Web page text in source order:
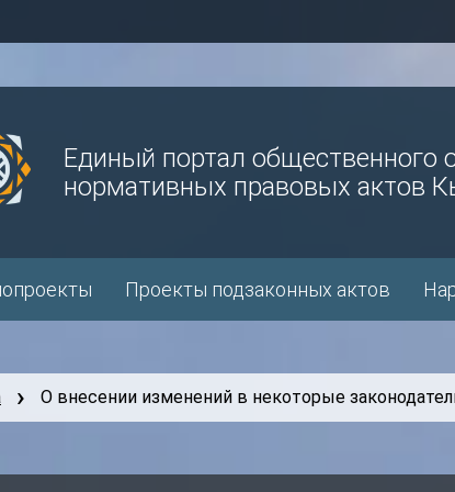
Единый портал общественного
нормативных правовых актов
Проекты подзаконных актов
О внесении изменений в некоторые